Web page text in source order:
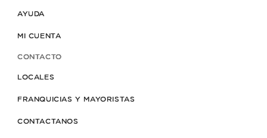
AYUDA
MI CUENTA
CONTACTO
LOCALES
FRANQUICIAS Y MAYORISTAS
CONTACTANOS